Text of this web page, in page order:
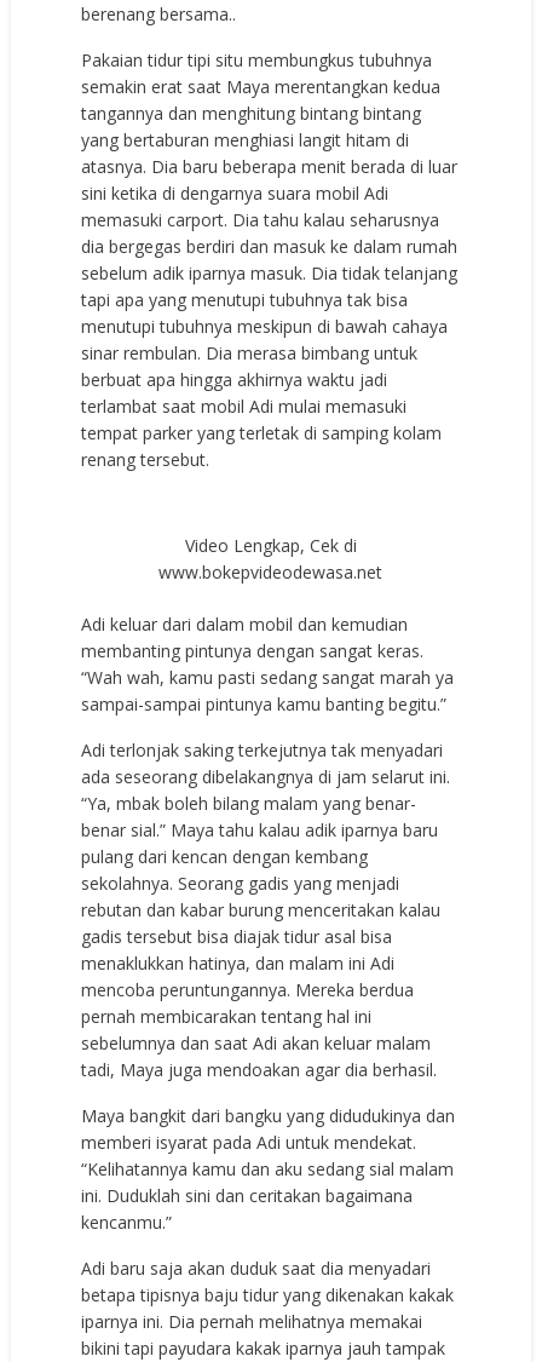
berenang bersama..
Pakaian tidur tipi situ membungkus tubuhnya
semakin erat saat Maya merentangkan kedua
tangannya dan menghitung bintang bintang
yang bertaburan menghiasi langit hitam di
atasnya. Dia baru beberapa menit berada di luar
sini ketika di dengarnya suara mobil Adi
memasuki carport. Dia tahu kalau seharusnya
dia bergegas berdiri dan masuk ke dalam rumah
sebelum adik iparnya masuk. Dia tidak telanjang
tapi apa yang menutupi tubuhnya tak bisa
menutupi tubuhnya meskipun di bawah cahaya
sinar rembulan. Dia merasa bimbang untuk
berbuat apa hingga akhirnya waktu jadi
terlambat saat mobil Adi mulai memasuki
tempat parker yang terletak di samping kolam
renang tersebut.
Video Lengkap, Cek di
www.bokepvideodewasa.net
Adi keluar dari dalam mobil dan kemudian
membanting pintunya dengan sangat keras.
“Wah wah, kamu pasti sedang sangat marah ya
sampai-sampai pintunya kamu banting begitu.”
Adi terlonjak saking terkejutnya tak menyadari
ada seseorang dibelakangnya di jam selarut ini.
“Ya, mbak boleh bilang malam yang benar-
benar sial.” Maya tahu kalau adik iparnya baru
pulang dari kencan dengan kembang
sekolahnya. Seorang gadis yang menjadi
rebutan dan kabar burung menceritakan kalau
gadis tersebut bisa diajak tidur asal bisa
menaklukkan hatinya, dan malam ini Adi
mencoba peruntungannya. Mereka berdua
pernah membicarakan tentang hal ini
sebelumnya dan saat Adi akan keluar malam
tadi, Maya juga mendoakan agar dia berhasil.
Maya bangkit dari bangku yang didudukinya dan
memberi isyarat pada Adi untuk mendekat.
“Kelihatannya kamu dan aku sedang sial malam
ini. Duduklah sini dan ceritakan bagaimana
kencanmu.”
Adi baru saja akan duduk saat dia menyadari
betapa tipisnya baju tidur yang dikenakan kakak
iparnya ini. Dia pernah melihatnya memakai
bikini tapi payudara kakak iparnya jauh tampak